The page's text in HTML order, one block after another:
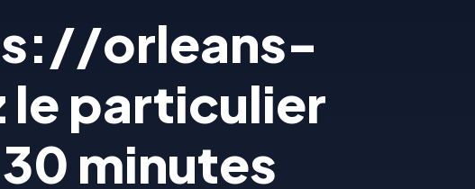
orleans-
le particulier
minutes